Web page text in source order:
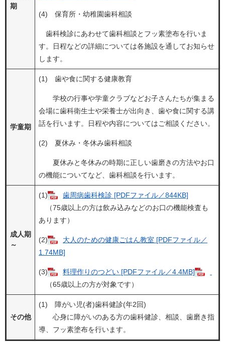
期
(4) 保育所・幼稚園歯科相談
歯科検診にあわせて歯科相談とフッ素塗布を行いま
す。日程などの詳細については各施設を通してお知らせ
します。
学童期
(1) 歯や食に関する健康教育
学校の行事や学童クラブなどお子さんたちが集まる
会場に歯科衛生士や栄養士が出向き、歯や食に関する講
話を行います。日程や内容についてはご相談ください。
(2) 夏休み・冬休み歯科相談
夏休みと冬休みの時期に正しい歯磨きの方法やお口
の機能についてなど、歯科相談を行います。
成人期
～
(1)
歯周病歯科検診 [PDFファイル／844KB]
（75歳以上の方は飲み込みなどのお口の機能検査も
あります）
(2)
大人のための健康ごはん教室 [PDFファイル／
1.74MB]
(3)
料理作りのつどい [PDFファイル／4.4MB]
（65歳以上の方が対象です）
その他
(1) 障がい児(者)歯科健診(年2回)
心身に障がいのある方の歯科健診、相談、歯磨き指
導、フッ素塗布を行います。